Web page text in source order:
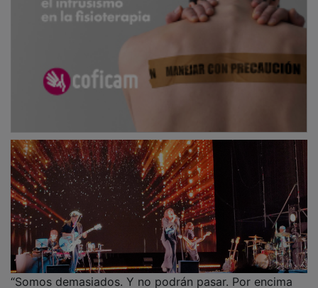
“Somos demasiados. Y no podrán pasar. Por encima
de los años. Que tuvimos que callar. Revolución sonó